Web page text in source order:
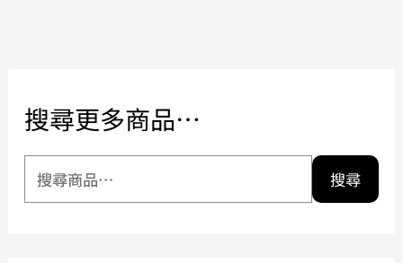
搜尋更多商品…
搜尋